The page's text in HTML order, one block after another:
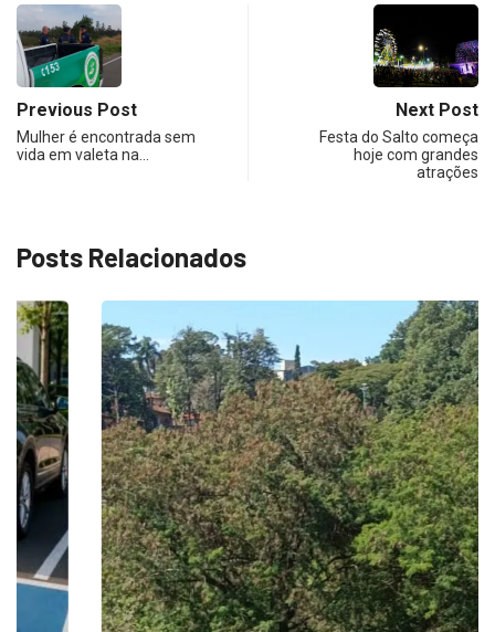
Previous Post
Mulher é encontrada sem
vida em valeta na…
Next Post
Festa do Salto começa
hoje com grandes
atrações
Posts Relacionados